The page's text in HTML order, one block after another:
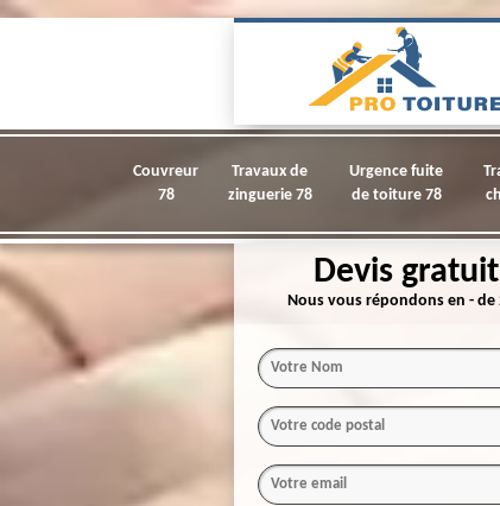
Couvreur
78
Travaux de
zinguerie 78
Urgence fuite
de toiture 78
Devis gratuit
Nous vous répondons en - de